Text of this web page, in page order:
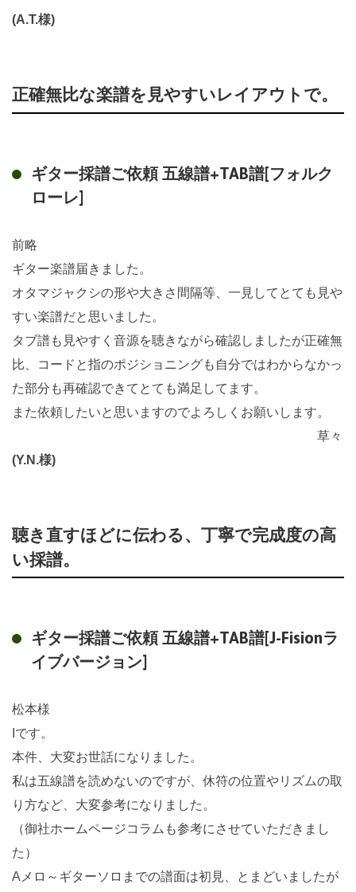
(A.T.様)
正確無比な楽譜を見やすいレイアウトで。
ギター採譜ご依頼 五線譜+TAB譜[フォルク
ローレ]
前略
ギター楽譜届きました。
オタマジャクシの形や大きさ間隔等、一見してとても見や
すい楽譜だと思いました。
タブ譜も見やすく音源を聴きながら確認しましたが正確無
比、コードと指のポジショニングも自分ではわからなかっ
た部分も再確認できてとても満足してます。
また依頼したいと思いますのでよろしくお願いします。
草々
(Y.N.様)
聴き直すほどに伝わる、丁寧で完成度の高
い採譜。
ギター採譜ご依頼 五線譜+TAB譜[J-Fisionラ
イブバージョン]
松本様
Iです。
本件、大変お世話になりました。
私は五線譜を読めないのですが、休符の位置やリズムの取
り方など、大変参考になりました。
（御社ホームページコラムも参考にさせていただきまし
た）
Aメロ～ギターソロまでの譜面は初見、とまどいましたが